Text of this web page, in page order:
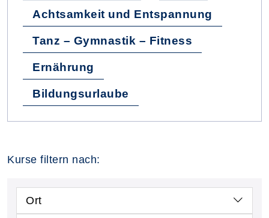
Achtsamkeit und Entspannung
Tanz – Gymnastik – Fitness
Ernährung
Bildungsurlaube
Kurse filtern nach:
Ort